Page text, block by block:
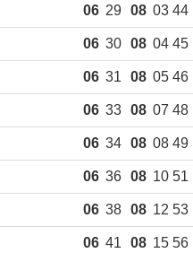
06 29 08 03 44
06 30 08 04 45
06 31 08 05 46
06 33 08 07 48
06 34 08 08 49
06 36 08 10 51
06 38 08 12 53
06 41 08 15 56